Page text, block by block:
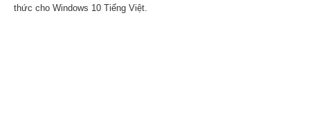
thức cho Windows 10 Tiếng Việt.